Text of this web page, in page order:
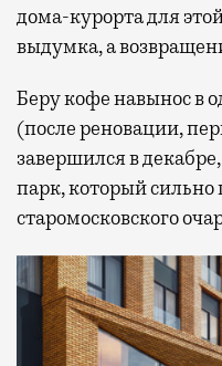
дома-курорта для
выдумка, а
Беру кофе навынос в
(после реновации,
завершился в
парк, который сильно
старомосковского